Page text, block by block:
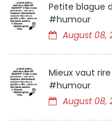
Petite blague
#humour
August 08,
Mieux vaut
#humour
August 08,